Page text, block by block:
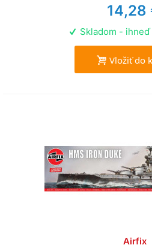
14,28
Skladom -
Vložiť do
Airfix